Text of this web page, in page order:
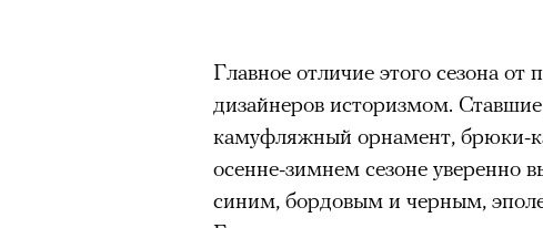
Главное отличие этого сезона
дизайнеров историзмом.
камуфляжный орнамент, брюки-
осенне-зимнем сезоне уверенно
синим, бордовым и черным,
Зеленые глаза» Фанни Лиатар и
«Бумажный тигр» Джеймса Грэя
Ретроспектива «Красное и
Подписывайтесь на телеграм-